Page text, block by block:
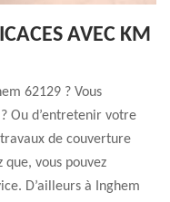
AVEC KM
62129 ? Vous
Ou d’entretenir votre
de couverture
vous pouvez
D’ailleurs à Inghem